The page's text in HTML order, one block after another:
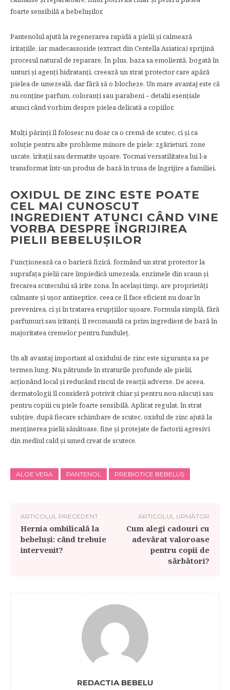
foarte sensibilă a bebelușilor.
Pantenolul ajută la regenerarea rapidă a pielii și calmează
iritațiile, iar madecassoside (extract din Centella Asiatica) sprijină
procesul natural de reparare. În plus, baza sa emolientă, bogată în
unturi și agenți hidratanți, creează un strat protector care apără
pielea de umezeală, dar fără să o blocheze. Un mare avantaj este că
nu conține parfum, coloranți sau parabeni – detalii esențiale
atunci când vorbim despre pielea delicată a copiilor.
Mulți părinți îl folosesc nu doar ca o cremă de scutec, ci și ca
soluție pentru alte probleme minore de piele: zgârieturi, zone
uscate, iritații sau dermatite ușoare. Tocmai versatilitatea lui l-a
transformat într-un produs de bază în trusa de îngrijire a familiei.
OXIDUL DE ZINC ESTE POATE
CEL MAI CUNOSCUT
INGREDIENT ATUNCI CÂND VINE
VORBA DESPRE ÎNGRIJIREA
PIELII BEBELUȘILOR
Funcționează ca o barieră fizică, formând un strat protector la
suprafața pielii care împiedică umezeala, enzimele din scaun și
frecarea scutecului să irite zona. În același timp, are proprietăți
calmante și ușor antiseptice, ceea ce îl face eficient nu doar în
prevenirea, ci și în tratarea erupțiilor ușoare. Formula simplă, fără
parfumuri sau iritanți, îl recomandă ca prim ingredient de bază în
majoritatea cremelor pentru funduleț.
Un alt avantaj important al oxidului de zinc este siguranța sa pe
termen lung. Nu pătrunde în straturile profunde ale pielii,
acționând local și reducând riscul de reacții adverse. De aceea,
dermatologii îl consideră potrivit chiar și pentru nou-născuți sau
pentru copiii cu piele foarte sensibilă. Aplicat regulat, în strat
subțire, după fiecare schimbare de scutec, oxidul de zinc ajută la
menținerea pielii sănătoase, fine și protejate de factorii agresivi
din mediul cald și umed creat de scutece.
ALOE VERA PANTENOL PREBIOTICE BEBELUȘ
ARTICOLUL PRECEDENT
Hernia ombilicală la
bebeluși: când trebuie
intervenit?
ARTICOLUL URMĂTOR
Cum alegi cadouri cu
adevărat valoroase
pentru copii de
sărbători?
REDACTIA BEBELU